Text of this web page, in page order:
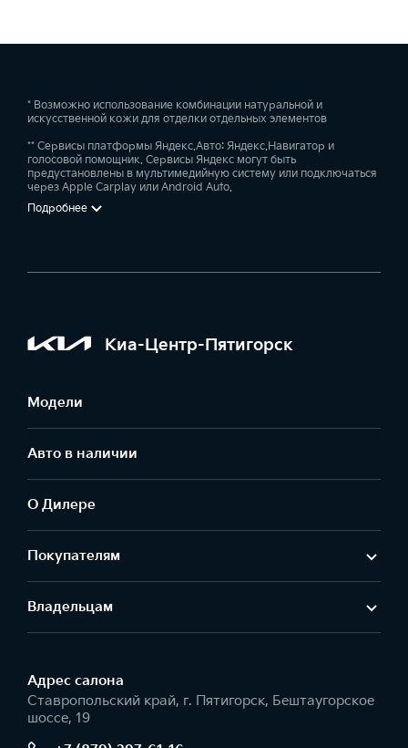
* Возможно использование комбинации натуральной и
искусственной кожи для отделки отдельных элементов
** Сервисы платформы Яндекс.Авто: Яндекс.Навигатор и
голосовой помощник. Сервисы Яндекс могут быть
предустановлены в мультимедийную систему или подключаться
через Apple Carplay или Android Auto.
Подробнее
Киа-Центр-Пятигорск
Модели
Авто в наличии
О Дилере
Покупателям
Владельцам
Адрес салонa
Ставропольский край, г. Пятигорск, Бештаугорское
шоссе, 19